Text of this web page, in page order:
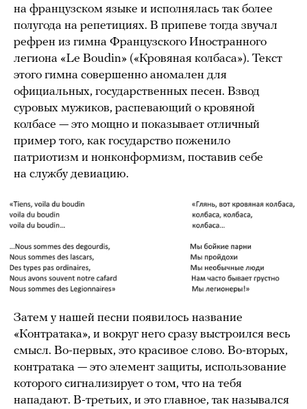
на французском языке и исполнялась так более
полугода на репетициях. В припеве тогда звучал
рефрен из гимна Французского Иностранного
легиона «Le Boudin» («Кровяная колбаса»). Текст
этого гимна совершенно аномален для
официальных, государственных песен. Взвод
суровых мужиков, распевающий о кровяной
колбасе — это мощно и показывает отличный
пример того, как государство поженило
патриотизм и нонконформизм, поставив себе
на службу девиацию.
Затем у нашей песни появилось название
«Контратака», и вокруг него сразу выстроился весь
смысл. Во-первых, это красивое слово. Во-вторых,
контратака — это элемент защиты, использование
которого сигнализирует о том, что на тебя
нападают. В-третьих, и это главное, так назывался